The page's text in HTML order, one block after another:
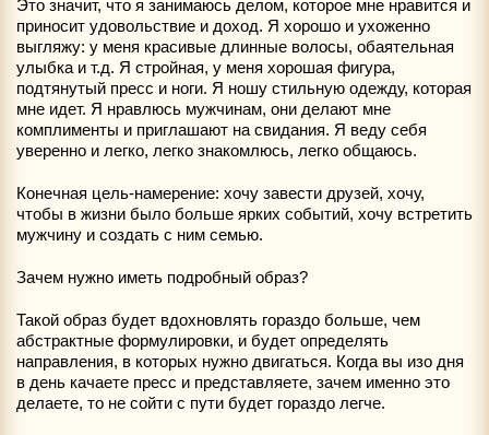
Это значит, что я занимаюсь делом, которое мне нравится и
приносит удовольствие и доход. Я хорошо и ухоженно
выгляжу: у меня красивые длинные волосы, обаятельная
улыбка и т.д. Я стройная, у меня хорошая фигура,
подтянутый пресс и ноги. Я ношу стильную одежду, которая
мне идет. Я нравлюсь мужчинам, они делают мне
комплименты и приглашают на свидания. Я веду себя
уверенно и легко, легко знакомлюсь, легко общаюсь.
Конечная цель-намерение: хочу завести друзей, хочу,
чтобы в жизни было больше ярких событий, хочу встретить
мужчину и создать с ним семью.
Зачем нужно иметь подробный образ?
Такой образ будет вдохновлять гораздо больше, чем
абстрактные формулировки, и будет определять
направления, в которых нужно двигаться. Когда вы изо дня
в день качаете пресс и представляете, зачем именно это
делаете, то не сойти с пути будет гораздо легче.